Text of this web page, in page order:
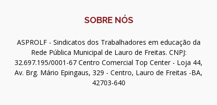
SOBRE NÓS
ASPROLF - Sindicatos dos Trabalhadores em educação da
Rede Pública Municipal de Lauro de Freitas. CNPJ:
32.697.195/0001-67 Centro Comercial Top Center - Loja 44,
Av. Brg. Mário Epingaus, 329 - Centro, Lauro de Freitas -BA,
42703-640